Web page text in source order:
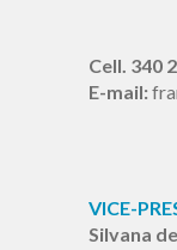
Cell. 340
E-mail:
VICE-
Silvana